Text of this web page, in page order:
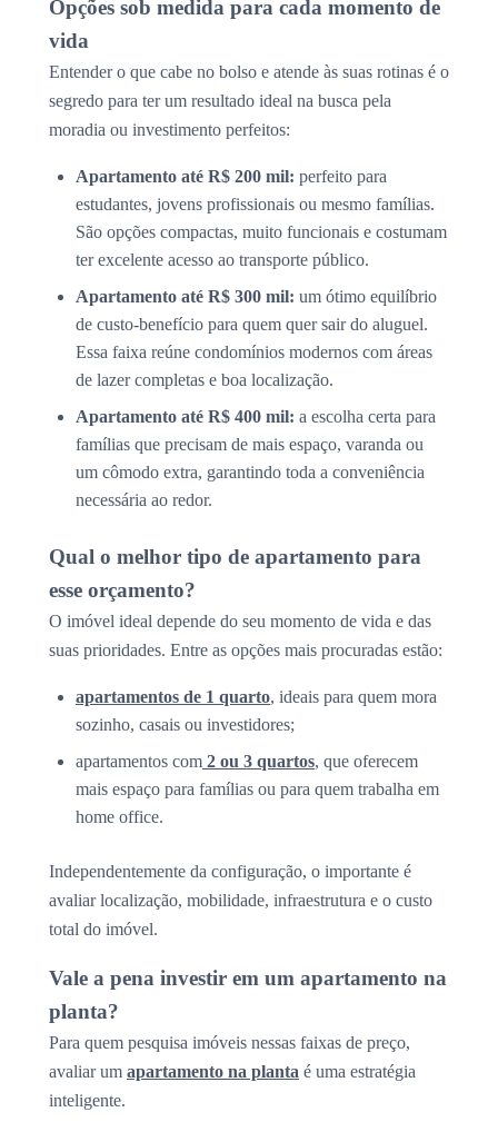
Opções sob medida para cada momento de
vida
Entender o que cabe no bolso e atende às suas rotinas é o
segredo para ter um resultado ideal na busca pela
moradia ou investimento perfeitos:
Apartamento até R$ 200 mil: perfeito para
estudantes, jovens profissionais ou mesmo famílias.
São opções compactas, muito funcionais e costumam
ter excelente acesso ao transporte público.
Apartamento até R$ 300 mil: um ótimo equilíbrio
de custo-benefício para quem quer sair do aluguel.
Essa faixa reúne condomínios modernos com áreas
de lazer completas e boa localização.
Apartamento até R$ 400 mil: a escolha certa para
famílias que precisam de mais espaço, varanda ou
um cômodo extra, garantindo toda a conveniência
necessária ao redor.
Qual o melhor tipo de apartamento para
esse orçamento?
O imóvel ideal depende do seu momento de vida e das
suas prioridades. Entre as opções mais procuradas estão:
apartamentos de 1 quarto, ideais para quem mora
sozinho, casais ou investidores;
apartamentos com 2 ou 3 quartos, que oferecem
mais espaço para famílias ou para quem trabalha em
home office.
Independentemente da configuração, o importante é
avaliar localização, mobilidade, infraestrutura e o custo
total do imóvel.
Vale a pena investir em um apartamento na
planta?
Para quem pesquisa imóveis nessas faixas de preço,
avaliar um apartamento na planta é uma estratégia
inteligente.